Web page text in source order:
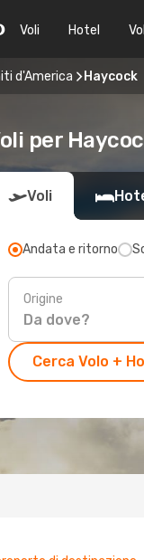
Voli Hotel
d'America Haycock
per
Voli
Andata e ritorno
Origine
Cerca Volo +